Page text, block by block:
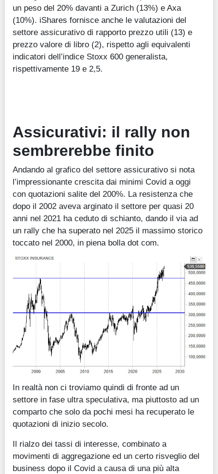
un peso del 20% davanti a Zurich (13%) e Axa
(10%). iShares fornisce anche le valutazioni del
settore assicurativo di rapporto prezzo utili (13) e
prezzo valore di libro (2), rispetto agli equivalenti
indicatori dell’indice Stoxx 600 generalista,
rispettivamente 19 e 2,5.
Assicurativi: il rally non
sembrerebbe finito
Andando al grafico del settore assicurativo si nota
l’impressionante crescita dai minimi Covid a oggi
con quotazioni salite del 200%. La resistenza che
dopo il 2002 aveva arginato il settore per quasi 20
anni nel 2021 ha ceduto di schianto, dando il via ad
un rally che ha superato nel 2025 il massimo storico
toccato nel 2000, in piena bolla dot com.
In realtà non ci troviamo quindi di fronte ad un
settore in fase ultra speculativa, ma piuttosto ad un
comparto che solo da pochi mesi ha recuperato le
quotazioni di inizio secolo.
Il rialzo dei tassi di interesse, combinato a
movimenti di aggregazione ed un certo risveglio del
business dopo il Covid a causa di una più alta